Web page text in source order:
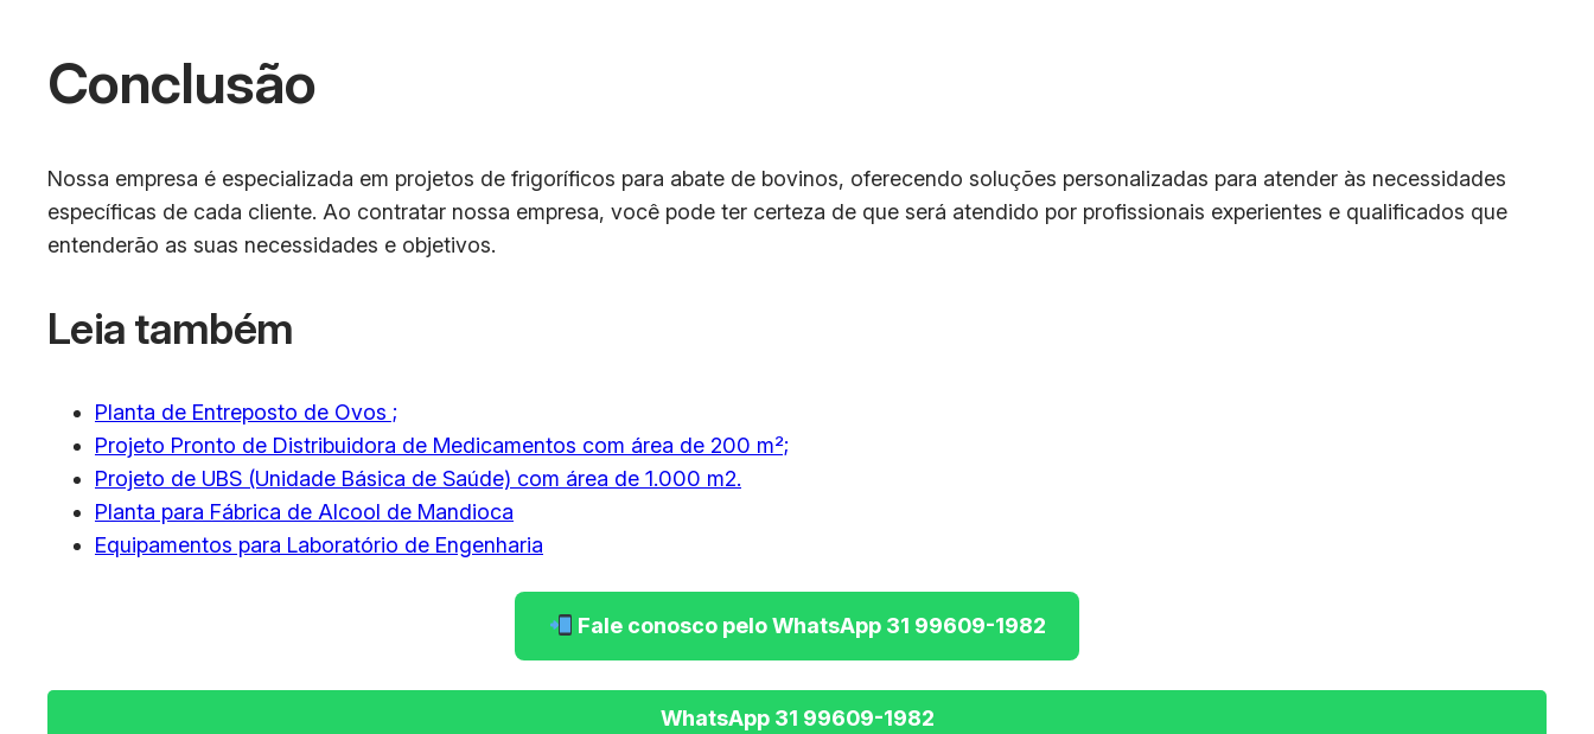
Conclusão
Nossa empresa é especializada em projetos de frigoríficos para abate de bovinos, oferecendo soluções personalizadas para atender às necessidades
específicas de cada cliente. Ao contratar nossa empresa, você pode ter certeza de que será atendido por profissionais experientes e qualificados que
entenderão as suas necessidades e objetivos.
Leia também
Planta de Entreposto de Ovos ;
Projeto Pronto de Distribuidora de Medicamentos com área de 200 m²;
Projeto de UBS (Unidade Básica de Saúde) com área de 1.000 m2.
Planta para Fábrica de Alcool de Mandioca
Equipamentos para Laboratório de Engenharia
Fale conosco pelo WhatsApp 31 99609-1982